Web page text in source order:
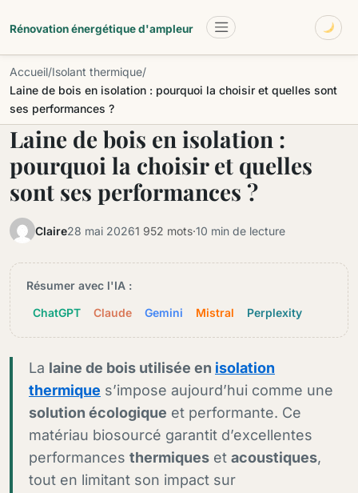
Rénovation énergétique d'ampleur
Laine de bois en isolation :
pourquoi la choisir et quelles
sont ses performances ?
Claire28 mai 20261 952 mots·10 min de lecture
Résumer avec l'IA :
ChatGPT
Claude Gemini Mistral Perplexity
La laine de bois utilisée en isolation
thermique s’impose aujourd’hui comme une
solution écologique et performante. Ce
matériau biosourcé garantit d’excellentes
performances thermiques et acoustiques,
tout en limitant son impact sur
Accueil/Isolant thermique/
Laine de bois en isolation : pourquoi la choisir et quelles sont
ses performances ?